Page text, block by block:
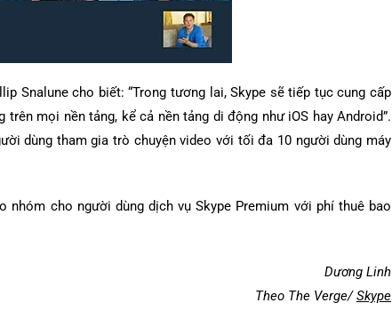
Snalune cho biết: “Trong tương lai, Skype sẽ tiếp tục cung cấp
mọi nền tảng, kể cả nền tảng di động như iOS hay Android”.
dùng tham gia trò chuyện video với tối đa 10 người dùng máy
cho người dùng dịch vụ Skype Premium với phí thuê bao
Dương Linh
Theo The Verge/Skype